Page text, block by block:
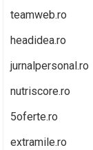
teamweb.ro
headidea.ro
jurnalpersonal.ro
nutriscore.ro
5oferte.ro
extramile.ro